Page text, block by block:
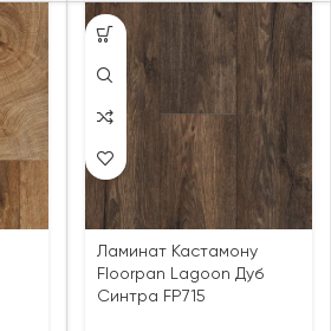
Ламинат Кастамону
Floorpan Lagoon Дуб
Синтра FP715